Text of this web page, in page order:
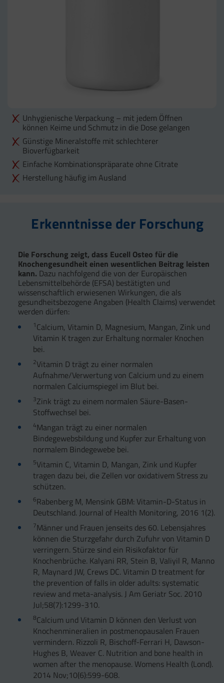
Unhygienische Verpackung – mit jedem Öffnen
können Keime und Schmutz in die Dose gelangen
Günstige Mineralstoffe mit schlechterer
Bioverfügbarkeit
Einfache Kombinationspräparate ohne Citrate
Herstellung häufig im Ausland
Erkenntnisse der Forschung
Die Forschung zeigt, dass Eucell Osteo für die
Knochengesundheit einen wesentlichen Beitrag leisten
kann. Dazu nachfolgend die von der Europäischen
Lebensmittelbehörde (EFSA) bestätigten und
wissenschaftlich erwiesenen Wirkungen, die als
gesundheitsbezogene Angaben (Health Claims) verwendet
werden dürfen:
1Calcium, Vitamin D, Magnesium, Mangan, Zink und
Vitamin K tragen zur Erhaltung normaler Knochen
bei.
2Vitamin D trägt zu einer normalen
Aufnahme/Verwertung von Calcium und zu einem
normalen Calciumspiegel im Blut bei.
3Zink trägt zu einem normalen Säure-Basen-
Stoffwechsel bei.
4Mangan trägt zu einer normalen
Bindegewebsbildung und Kupfer zur Erhaltung von
normalem Bindegewebe bei.
5Vitamin C, Vitamin D, Mangan, Zink und Kupfer
tragen dazu bei, die Zellen vor oxidativem Stress zu
schützen.
6Rabenberg M, Mensink GBM: Vitamin-D-Status in
Deutschland. Journal of Health Monitoring, 2016 1(2).
7Männer und Frauen jenseits des 60. Lebensjahres
können die Sturzgefahr durch Zufuhr von Vitamin D
verringern. Stürze sind ein Risikofaktor für
Knochenbrüche. Kalyani RR, Stein B, Valiyil R, Manno
R, Maynard JW, Crews DC. Vitamin D treatment for
the prevention of falls in older adults: systematic
review and meta-analysis. J Am Geriatr Soc. 2010
Jul;58(7):1299-310.
8Calcium und Vitamin D können den Verlust von
Knochenmineralien in postmenopausalen Frauen
vermindern. Rizzoli R, Bischoff-Ferrari H, Dawson-
Hughes B, Weaver C. Nutrition and bone health in
women after the menopause. Womens Health (Lond).
2014 Nov;10(6):599-608.